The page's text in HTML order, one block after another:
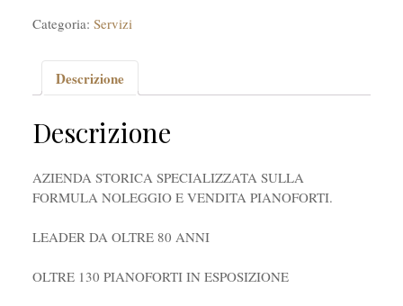
Categoria: Servizi
Descrizione
Descrizione
AZIENDA STORICA SPECIALIZZATA SULLA
FORMULA NOLEGGIO E VENDITA PIANOFORTI.
LEADER DA OLTRE 80 ANNI
OLTRE 130 PIANOFORTI IN ESPOSIZIONE